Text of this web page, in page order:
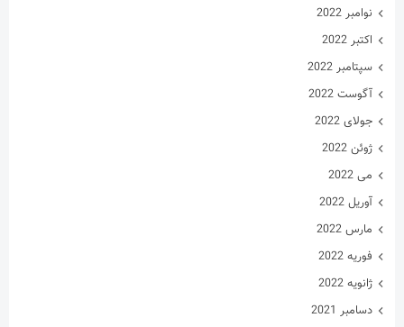
نوامبر 2022
اکتبر 2022
سپتامبر 2022
آگوست 2022
جولای 2022
ژوئن 2022
می 2022
آوریل 2022
مارس 2022
فوریه 2022
ژانویه 2022
دسامبر 2021